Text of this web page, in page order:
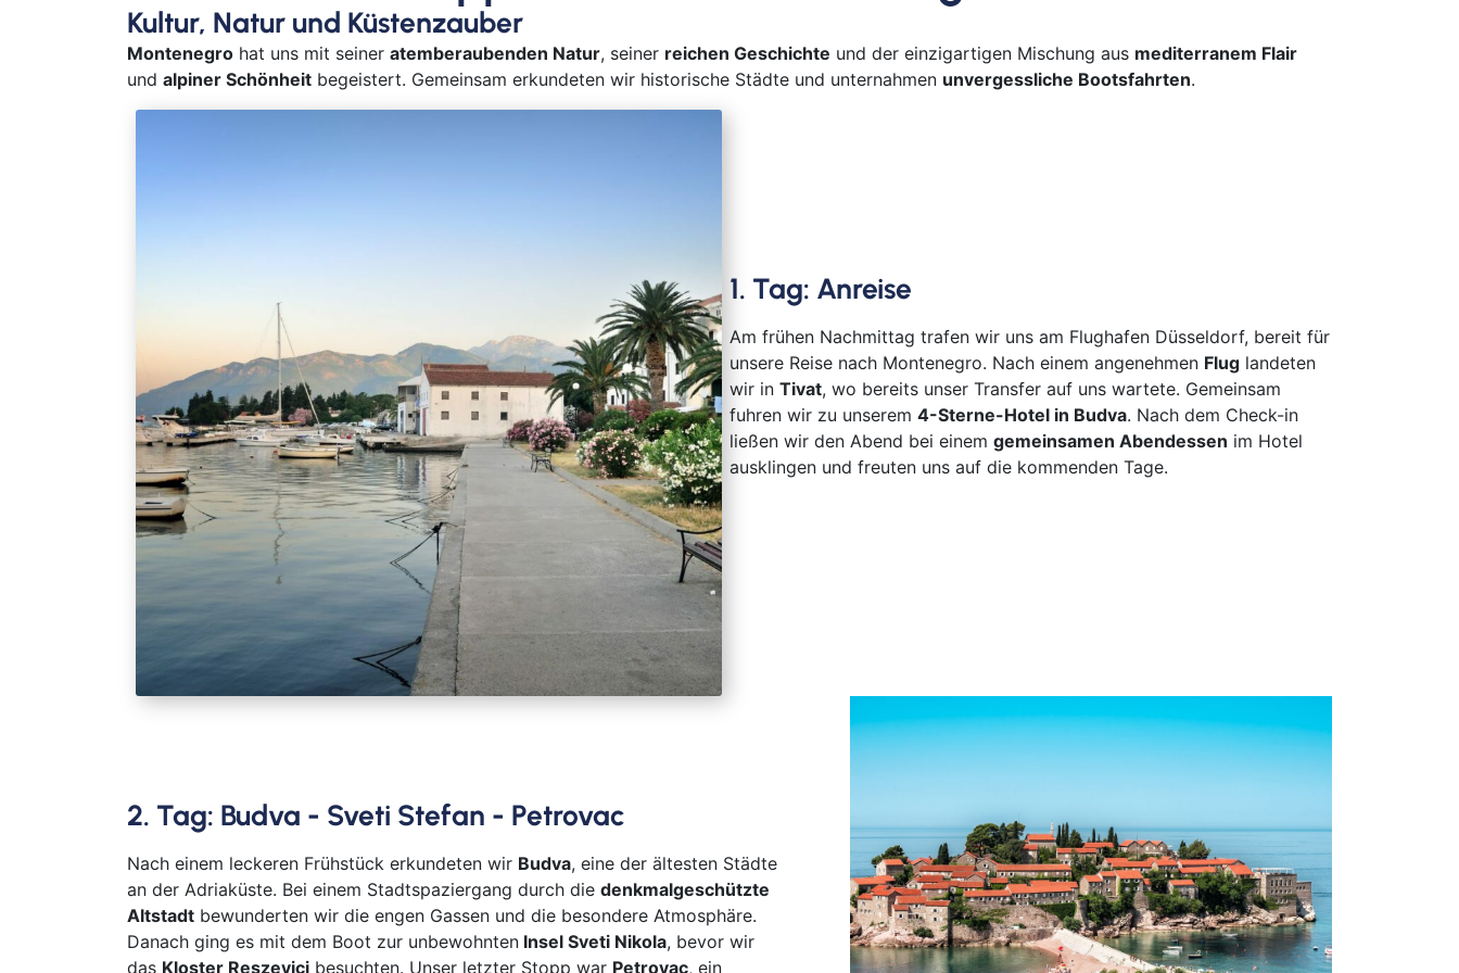
Berlin
Bitburg
Delmenhorst
Düren
Freiburg
Ganderkesee
Geldern
Jülich
Köln
Leverkusen
Lingen
Lörrach
Lüneburg
Kultur, Natur und Küstenzauber
Montenegro hat uns mit seiner atemberaubenden Natur, seiner reichen Geschichte und der einzigartigen Mischung aus mediterranem Flair
und alpiner Schönheit begeistert. Gemeinsam erkundeten wir historische Städte und unternahmen unvergessliche Bootsfahrten.
1. Tag: Anreise
Am frühen Nachmittag trafen wir uns am Flughafen Düsseldorf, bereit für
unsere Reise nach Montenegro. Nach einem angenehmen Flug landeten
wir in Tivat, wo bereits unser Transfer auf uns wartete. Gemeinsam
fuhren wir zu unserem 4-Sterne-Hotel in Budva. Nach dem Check-in
ließen wir den Abend bei einem gemeinsamen Abendessen im Hotel
ausklingen und freuten uns auf die kommenden Tage.
2. Tag: Budva - Sveti Stefan - Petrovac
Nach einem leckeren Frühstück erkundeten wir Budva, eine der ältesten Städte
an der Adriaküste. Bei einem Stadtspaziergang durch die denkmalgeschützte
Altstadt bewunderten wir die engen Gassen und die besondere Atmosphäre.
Danach ging es mit dem Boot zur unbewohnten Insel Sveti Nikola, bevor wir
das Kloster Reszevici besuchten. Unser letzter Stopp war Petrovac, ein